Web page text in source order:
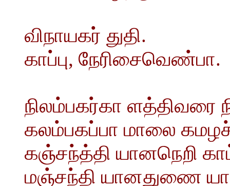
விநாயகர் துதி.
காப்பு, நேரிசைவெண்பா.
நிலம்பகர்கா ளத்திவரை
கலம்பகப்பா மாலை
கஞ்சந்த்தி யானநெறி
மஞ்சந்தி யானதுணை